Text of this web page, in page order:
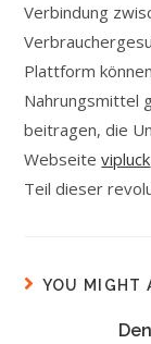
Verbindung
Plattform
Nahrungsmittel
beitragen, die
Webseitevipluck
Teil dieser
YOU MIGHT